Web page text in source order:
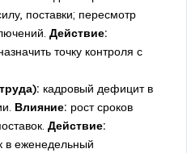
поставки; пересмотр
Действие:
точку контроля с
кадровый дефицит в
Влияние: рост сроков
Действие:
в еженедельный